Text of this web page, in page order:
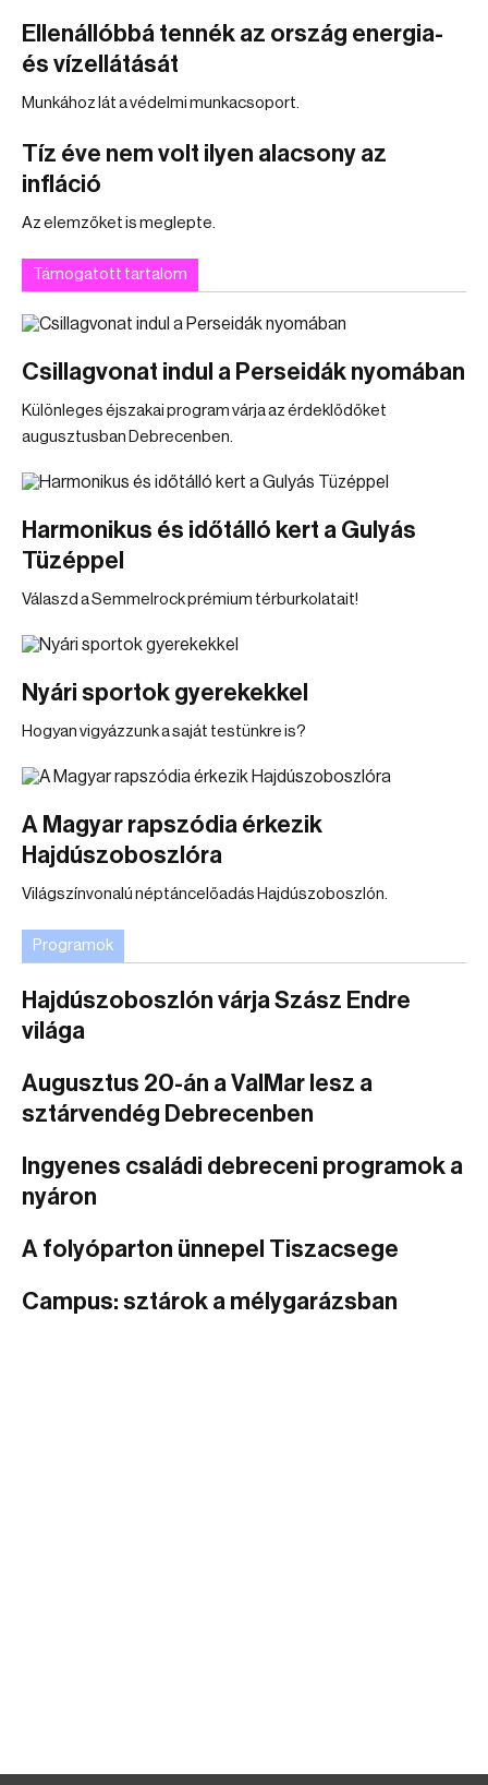
Ellenállóbbá tennék az ország energia-
és vízellátását
Munkához lát a védelmi munkacsoport.
Tíz éve nem volt ilyen alacsony az
infláció
Az elemzőket is meglepte.
Támogatott tartalom
Csillagvonat indul a Perseidák nyomában
Különleges éjszakai program várja az érdeklődőket
augusztusban Debrecenben.
Harmonikus és időtálló kert a Gulyás
Tüzéppel
Válaszd a Semmelrock prémium térburkolatait!
Nyári sportok gyerekekkel
Hogyan vigyázzunk a saját testünkre is?
A Magyar rapszódia érkezik
Hajdúszoboszlóra
Világszínvonalú néptáncelőadás Hajdúszoboszlón.
Programok
Hajdúszoboszlón várja Szász Endre
világa
Augusztus 20-án a ValMar lesz a
sztárvendég Debrecenben
Ingyenes családi debreceni programok a
nyáron
A folyóparton ünnepel Tiszacsege
Campus: sztárok a mélygarázsban